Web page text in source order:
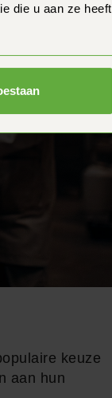
die u aan ze heeft
keuze
aan hun